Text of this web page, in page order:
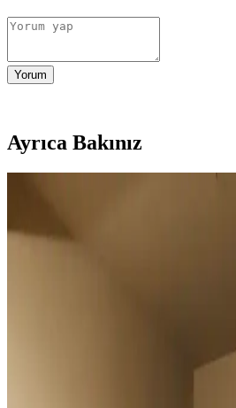
Yorum
Ayrıca Bakınız
Geniş Pencereler İçin
Geniş pencereler için hücresel stor, iki
ve pencere filmleri gibi işlevsel ve estetik